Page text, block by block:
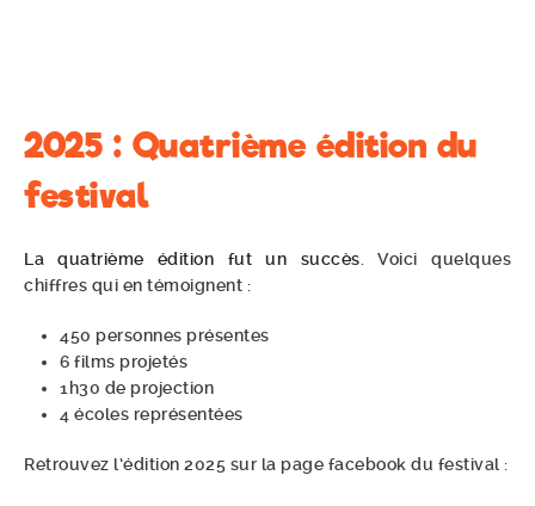
2025 : Quatrième édition du
festival
La quatrième édition fut un succès . Voici quelques
chiffres qui en témoignent :
450 personnes présentes
6 films projetés
1h30 de projection
4 écoles représentées
Retrouvez l’édition 2025 sur la page facebook du festival :